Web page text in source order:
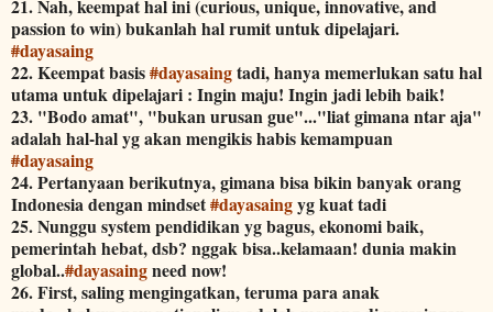
21. Nah, keempat hal ini (curious, unique, innovative, and
passion to win) bukanlah hal rumit untuk dipelajari.
#dayasaing
22. Keempat basis#dayasaingtadi, hanya memerlukan satu hal
utama untuk dipelajari : Ingin maju! Ingin jadi lebih baik!
23. "Bodo amat", "bukan urusan gue"..."liat gimana ntar aja"
adalah hal-hal yg akan mengikis habis kemampuan
#dayasaing
24. Pertanyaan berikutnya, gimana bisa bikin banyak orang
Indonesia dengan mindset#dayasaingyg kuat tadi
25. Nunggu system pendidikan yg bagus, ekonomi baik,
pemerintah hebat, dsb? nggak bisa..kelamaan! dunia makin
global..#dayasaingneed now!
26. First, saling mengingatkan, teruma para anak